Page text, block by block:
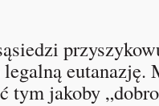
eutanazję.
tym jakoby